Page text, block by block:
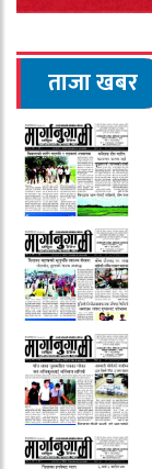
ताजा खबर